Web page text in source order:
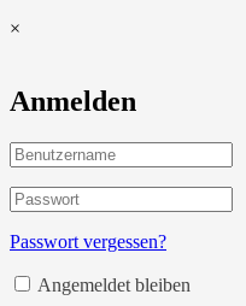
×
Anmelden
Passwort vergessen?
Angemeldet bleiben